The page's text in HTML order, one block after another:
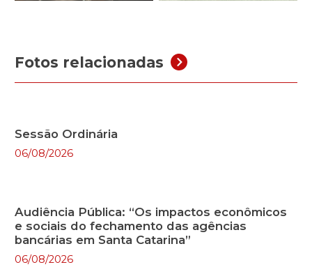
Fotos relacionadas
Sessão Ordinária
06/08/2026
Audiência Pública: “Os impactos econômicos
e sociais do fechamento das agências
bancárias em Santa Catarina”
06/08/2026